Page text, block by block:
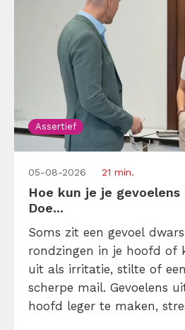
Assertief
05-08-2026 21 min.
Hoe kun je je
Doe...
Soms zit een gevoel
rondzingen in je hoofd of
uit als irritatie, stilte of
scherpe mail. Gevoelens
hoofd leger te maken,